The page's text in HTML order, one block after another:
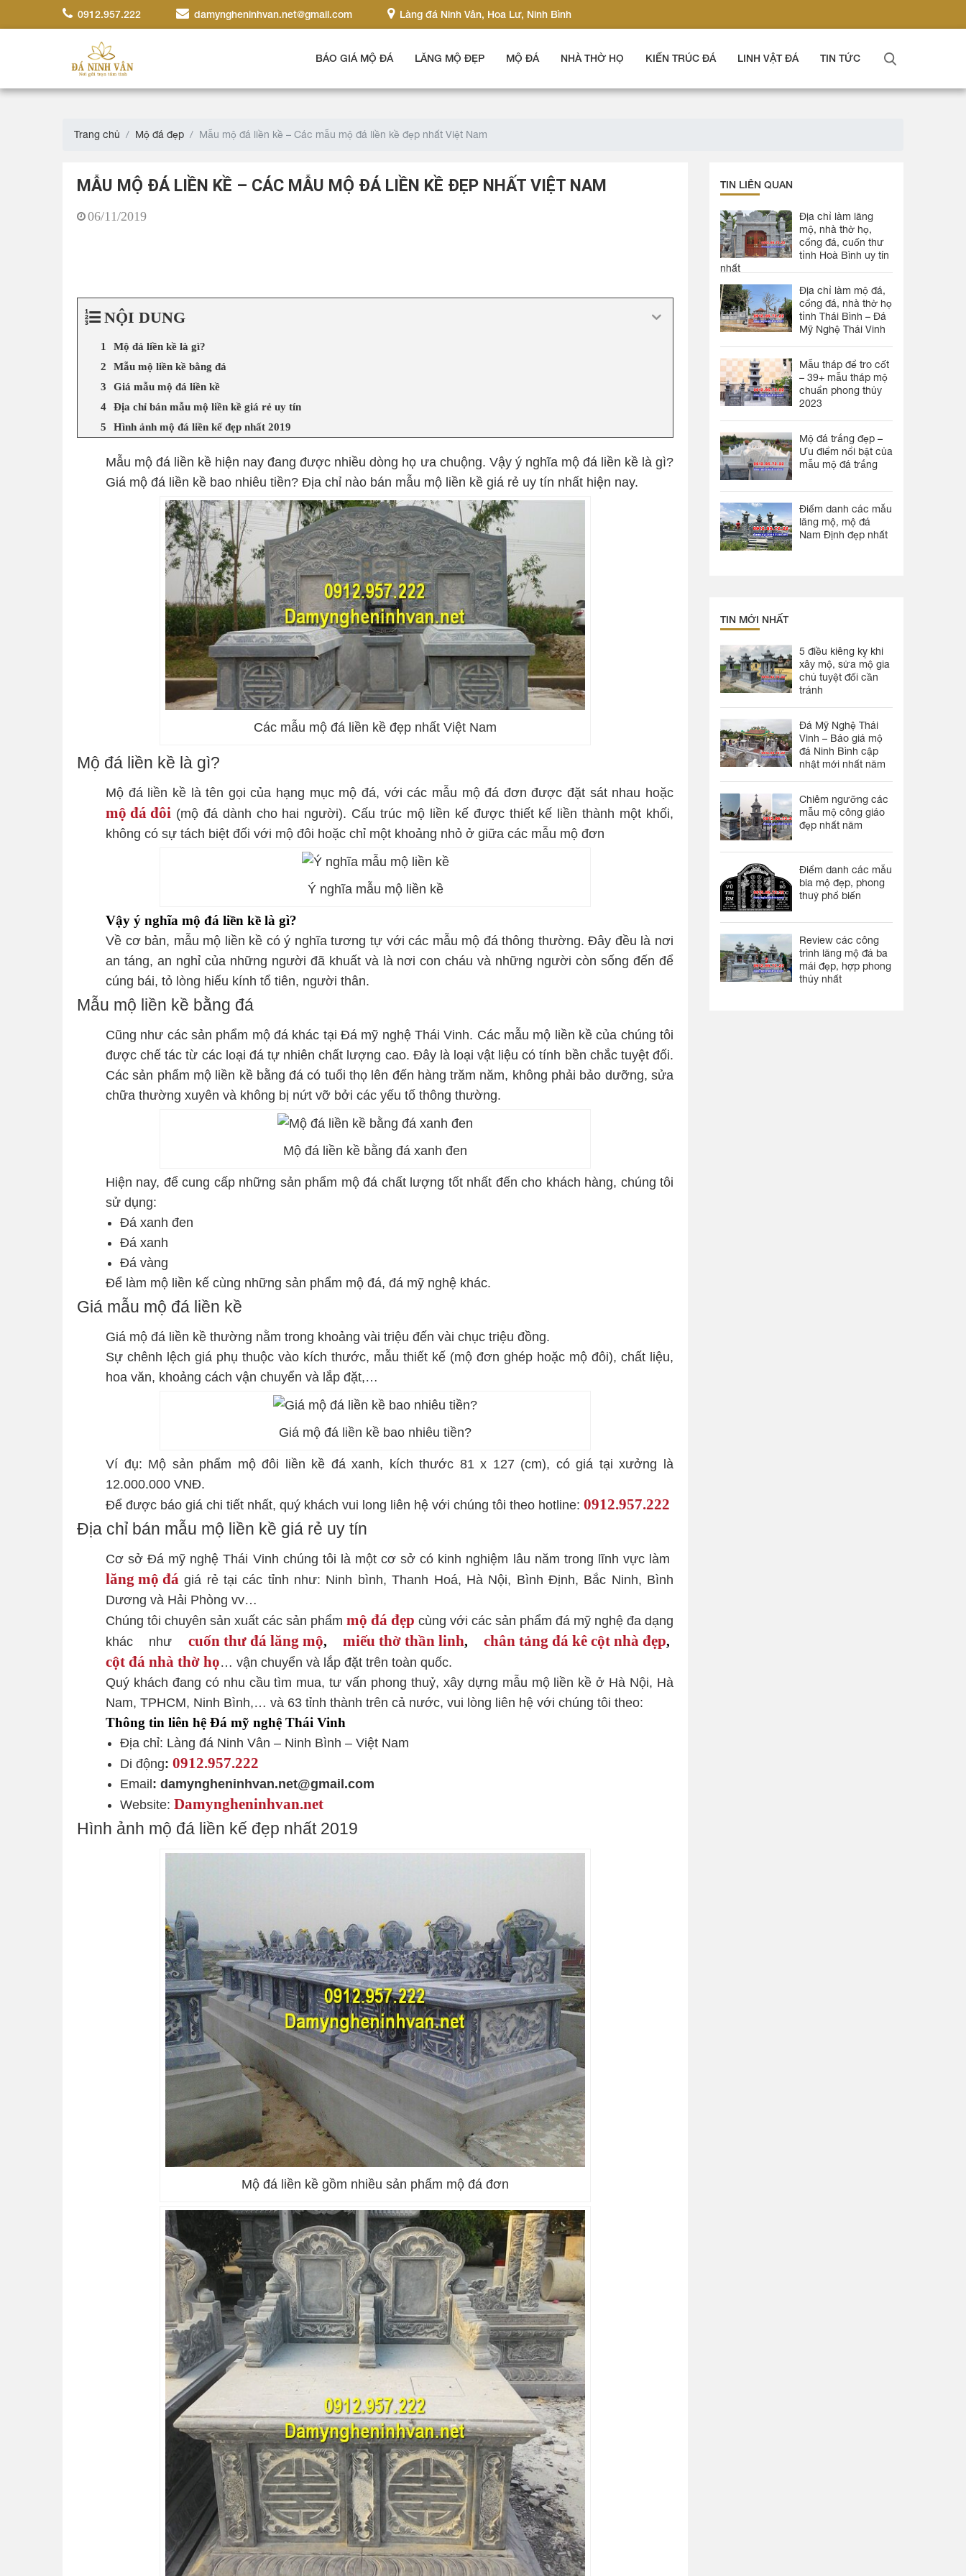
0912.957.222 damyngheninhvan.net@gmail.com Làng đá Ninh Vân, Hoa Lư, Ninh Bình
BÁO GIÁ MỘ ĐÁ LĂNG MỘ ĐẸP MỘ ĐÁ NHÀ THỜ HỌ KIẾN TRÚC ĐÁ LINH VẬT ĐÁ TIN TỨC
Trang chủ Mộ đá đẹp Mẫu mộ đá liền kề – Các mẫu mộ đá liền kề đẹp nhất Việt Nam
MẪU MỘ ĐÁ LIỀN KỀ – CÁC MẪU MỘ ĐÁ LIỀN KỀ ĐẸP NHẤT VIỆT NAM
06/11/2019
NỘI DUNG
Mộ đá liền kề là gì?
Mẫu mộ liền kề bằng đá
Giá mẫu mộ đá liền kề
Địa chỉ bán mẫu mộ liền kề giá rẻ uy tín
Hình ảnh mộ đá liền kế đẹp nhất 2019
Mẫu mộ đá liền kề hiện nay đang được nhiều dòng họ ưa chuộng. Vậy ý nghĩa mộ đá liền kề là gì?
Giá mộ đá liền kề bao nhiêu tiền? Địa chỉ nào bán mẫu mộ liền kề giá rẻ uy tín nhất hiện nay.
Các mẫu mộ đá liền kề đẹp nhất Việt Nam
Mộ đá liền kề là gì?
Mộ đá liền kề là tên gọi của hạng mục mộ đá, với các mẫu mộ đá đơn được đặt sát nhau hoặc
mộ đá đôi (mộ đá dành cho hai người). Cấu trúc mộ liền kế được thiết kế liền thành một khối,
không có sự tách biệt đối với mộ đôi hoặc chỉ một khoảng nhỏ ở giữa các mẫu mộ đơn
Ý nghĩa mẫu mộ liền kề
Vậy ý nghĩa mộ đá liền kề là gì?
Về cơ bản, mẫu mộ liền kề có ý nghĩa tương tự với các mẫu mộ đá thông thường. Đây đều là nơi
an táng, an nghỉ của những người đã khuất và là nơi con cháu và những người còn sống đến để
cúng bái, tỏ lòng hiếu kính tổ tiên, người thân.
Mẫu mộ liền kề bằng đá
Cũng như các sản phẩm mộ đá khác tại Đá mỹ nghệ Thái Vinh. Các mẫu mộ liền kề của chúng tôi
được chế tác từ các loại đá tự nhiên chất lượng cao. Đây là loại vật liệu có tính bền chắc tuyệt đối.
Các sản phẩm mộ liền kề bằng đá có tuổi thọ lên đến hàng trăm năm, không phải bảo dưỡng, sửa
chữa thường xuyên và không bị nứt vỡ bởi các yếu tố thông thường.
Mộ đá liền kề bằng đá xanh đen
Hiện nay, để cung cấp những sản phẩm mộ đá chất lượng tốt nhất đến cho khách hàng, chúng tôi
sử dụng:
Đá xanh đen
Đá xanh
Đá vàng
Để làm mộ liền kế cùng những sản phẩm mộ đá, đá mỹ nghệ khác.
Giá mẫu mộ đá liền kề
Giá mộ đá liền kề thường nằm trong khoảng vài triệu đến vài chục triệu đồng.
Sự chênh lệch giá phụ thuộc vào kích thước, mẫu thiết kế (mộ đơn ghép hoặc mộ đôi), chất liệu,
hoa văn, khoảng cách vận chuyển và lắp đặt,…
Giá mộ đá liền kề bao nhiêu tiền?
Ví đụ: Mộ sản phẩm mộ đôi liền kề đá xanh, kích thước 81 x 127 (cm), có giá tại xưởng là
12.000.000 VNĐ.
Để được báo giá chi tiết nhất, quý khách vui long liên hệ với chúng tôi theo hotline: 0912.957.222
Địa chỉ bán mẫu mộ liền kề giá rẻ uy tín
Cơ sở Đá mỹ nghệ Thái Vinh chúng tôi là một cơ sở có kinh nghiệm lâu năm trong lĩnh vực làm
lăng mộ đá giá rẻ tại các tỉnh như: Ninh bình, Thanh Hoá, Hà Nội, Bình Định, Bắc Ninh, Bình
Dương và Hải Phòng vv…
Chúng tôi chuyên sản xuất các sản phẩm mộ đá đẹp cùng với các sản phẩm đá mỹ nghệ đa dạng
khác như cuốn thư đá lăng mộ, miếu thờ thần linh, chân tảng đá kê cột nhà đẹp,
cột đá nhà thờ họ… vận chuyển và lắp đặt trên toàn quốc.
Quý khách đang có nhu cầu tìm mua, tư vấn phong thuỷ, xây dựng mẫu mộ liền kề ở Hà Nội, Hà
Nam, TPHCM, Ninh Bình,… và 63 tỉnh thành trên cả nước, vui lòng liên hệ với chúng tôi theo:
Thông tin liên hệ Đá mỹ nghệ Thái Vinh
Địa chỉ: Làng đá Ninh Vân – Ninh Bình – Việt Nam
Di động: 0912.957.222
Email: damyngheninhvan.net@gmail.com
Website: Damyngheninhvan.net
Hình ảnh mộ đá liền kế đẹp nhất 2019
Mộ đá liền kề gồm nhiều sản phẩm mộ đá đơn
TIN LIÊN QUAN
Địa chỉ làm lăng
mộ, nhà thờ họ,
cổng đá, cuốn thư
tỉnh Hoà Bình uy tín
nhất
Địa chỉ làm mộ đá,
cổng đá, nhà thờ họ
tỉnh Thái Bình – Đá
Mỹ Nghệ Thái Vinh
Mẫu tháp để tro cốt
– 39+ mẫu tháp mộ
chuẩn phong thủy
2023
Mộ đá trắng đẹp –
Ưu điểm nổi bật của
mẫu mộ đá trắng
Điểm danh các mẫu
lăng mộ, mộ đá
Nam Định đẹp nhất
TIN MỚI NHẤT
5 điều kiêng kỵ khi
xây mộ, sửa mộ gia
chủ tuyệt đối cần
tránh
Đá Mỹ Nghệ Thái
Vinh – Báo giá mộ
đá Ninh Bình cập
nhật mới nhất năm
Chiêm ngưỡng các
mẫu mộ công giáo
đẹp nhất năm
Điểm danh các mẫu
bia mộ đẹp, phong
thuỷ phổ biến
Review các công
trình lăng mộ đá ba
mái đẹp, hợp phong
thủy nhất